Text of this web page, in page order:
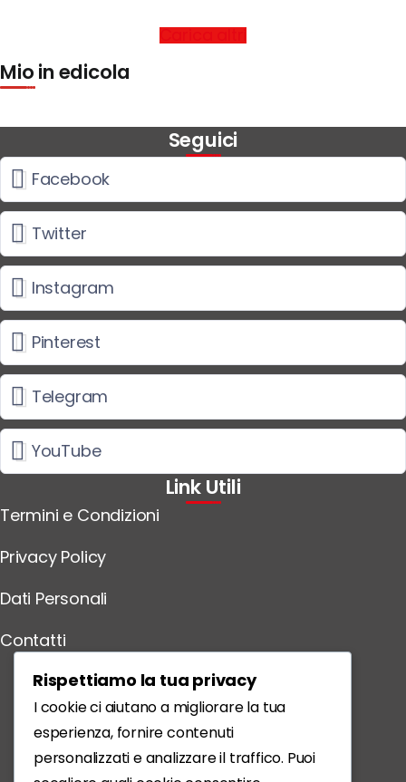
Carica altri
Mio in edicola
Seguici
Facebook
Twitter
Instagram
Pinterest
Telegram
YouTube
Link Utili
Termini e Condizioni
Privacy Policy
Dati Personali
Contatti
Scarica l'App
Rispettiamo la tua privacy
I cookie ci aiutano a migliorare la tua
esperienza, fornire contenuti
personalizzati e analizzare il traffico. Puoi